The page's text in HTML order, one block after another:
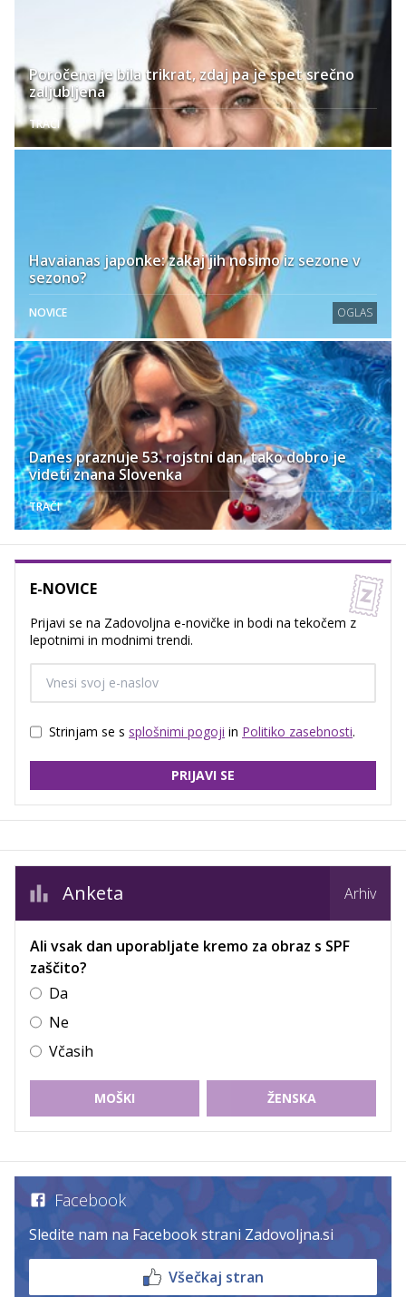
Poročena je bila trikrat, zdaj pa je spet srečno
zaljubljena
TRAČI
Havaianas japonke: zakaj jih nosimo iz sezone v
sezono?
NOVICE OGLAS
Danes praznuje 53. rojstni dan, tako dobro je
videti znana Slovenka
TRAČI
E-NOVICE
Prijavi se na Zadovoljna e-novičke in bodi na tekočem z
lepotnimi in modnimi trendi.
Strinjam se s splošnimi pogoji in Politiko zasebnosti.
PRIJAVI SE
Anketa Arhiv
Ali vsak dan uporabljate kremo za obraz s SPF
zaščito?
Da
Ne
Včasih
MOŠKI ŽENSKA
Facebook
Sledite nam na Facebook strani Zadovoljna.si
Všečkaj stran